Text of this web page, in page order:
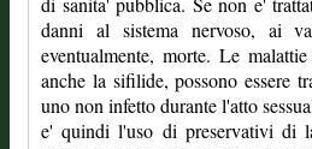
danni al sistema nervoso, ai
eventualmente, morte. Le
anche la sifilide, possono essere
uno non infetto durante l'atto
e' quindi l'uso di preservativi di